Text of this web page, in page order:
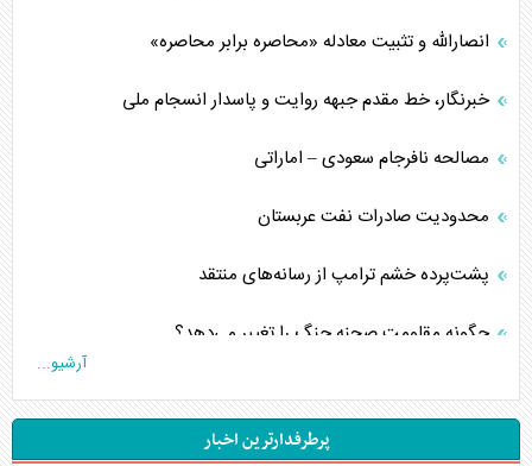
انصارالله و تثبیت معادله «محاصره برابر محاصره»
خبرنگار، خط مقدم جبهه روایت و پاسدار انسجام ملی
مصالحه نافرجام سعودی – اماراتی
محدودیت صادرات نفت عربستان
پشت‌پرده خشم ترامپ از رسانه‌های منتقد
چگونه مقاومت صحنه جنگ را تغییر می‌دهد؟
تحلیل جامع پدیده تراستی‌ها
آرشیو...
پرطرفدارترین اخبار